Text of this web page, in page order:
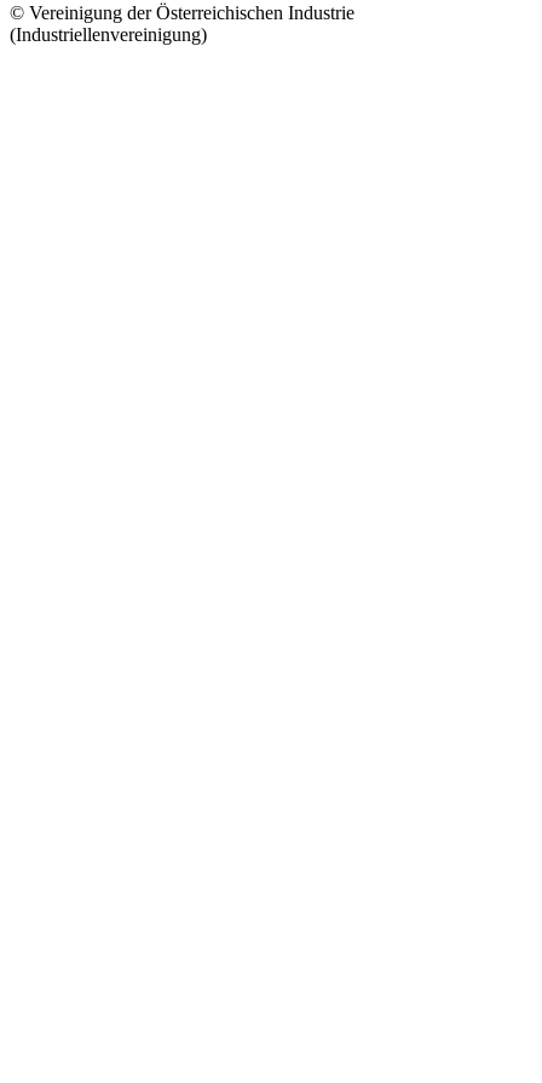
© Vereinigung der Österreichischen Industrie
(Industriellenvereinigung)